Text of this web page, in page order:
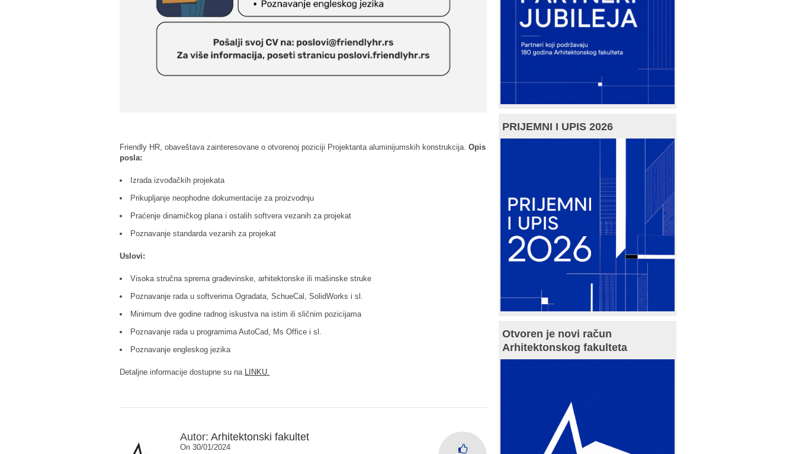
Friendly HR, obaveštava zainteresovane o otvorenoj poziciji Projektanta aluminijumskih konstrukcija. Opis
posla:
Izrada izvođačkih projekata
Prikupljanje neophodne dokumentacije za proizvodnju
Praćenje dinamičkog plana i ostalih softvera vezanih za projekat
Poznavanje standarda vezanih za projekat
Uslovi:
Visoka stručna sprema građevinske, arhitektonske ili mašinske struke
Poznavanje rada u softverima Ogradata, SchueCal, SolidWorks i sl.
Minimum dve godine radnog iskustva na istim ili sličnim pozicijama
Poznavanje rada u programima AutoCad, Ms Office i sl.
Poznavanje engleskog jezika
Detaljne informacije dostupne su na LINKU.
Autor: Arhitektonski fakultet
On 30/01/2024
PRIJEMNI I UPIS 2026
Otvoren je novi račun
Arhitektonskog fakulteta